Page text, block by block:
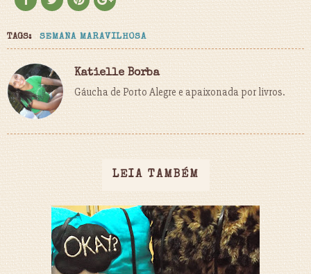
TAGS: SEMANA MARAVILHOSA
Katielle Borba
Gáucha de Porto Alegre e apaixonada por livros.
LEIA TAMBÉM